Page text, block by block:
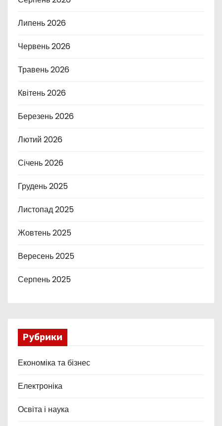
Липень 2026
Червень 2026
Травень 2026
Квітень 2026
Березень 2026
Лютий 2026
Січень 2026
Грудень 2025
Листопад 2025
Жовтень 2025
Вересень 2025
Серпень 2025
Рубрики
Економіка та бізнес
Електроніка
Освіта і наука